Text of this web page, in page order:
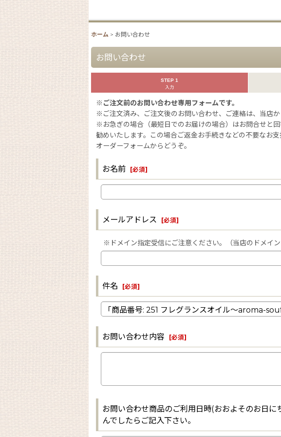
ホーム > お問い合わせ
お問い合わせ
STEP 1
入力
※ご注文前のお問い合わせ専用フォームです。
※ご注文済み、ご注文後のお問い合わせ、ご連絡は、当店
※お急ぎの場合（最短日でのお届けの場合）はお問合せと
勧めいたします。この場合ご返金お手続きなどの不要なお
オーダーフォームからどうぞ。
お名前 [必須]
メールアドレス [必須]
※ドメイン指定受信にご注意ください。（当店のドメイ
件名 [必須]
お問い合わせ内容 [必須]
お問い合わせ商品のご利用日時(おおよそのお日
んでしたらご記入下さい。